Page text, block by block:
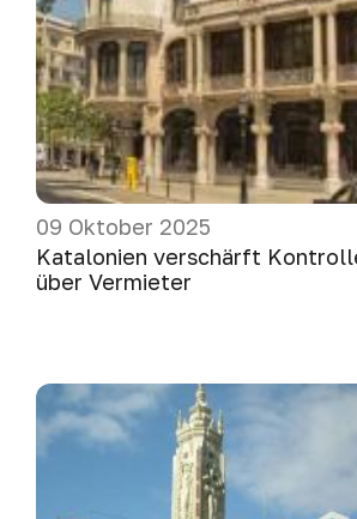
09 Oktober 2025
Katalonien verschärft
über Vermieter